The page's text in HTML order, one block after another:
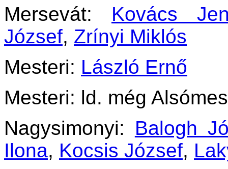
Mersevát: Kovács
József, Zrínyi Miklós
Mesteri: László Ernő
Mesteri: ld. még
Nagysimonyi: Balogh
Ilona, Kocsis József,